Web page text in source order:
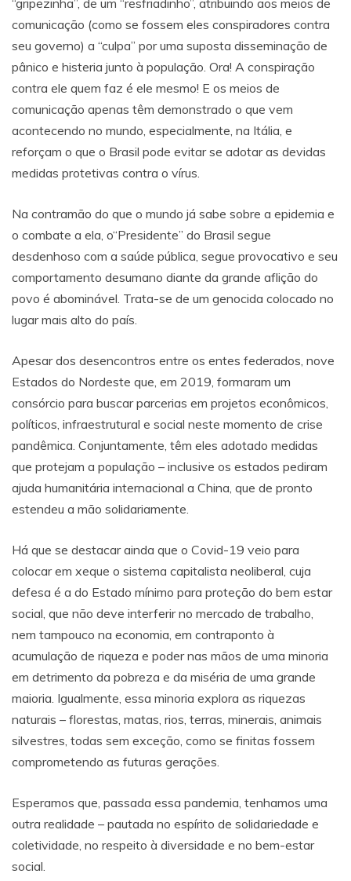
comunicação (como se fossem eles conspiradores contra
seu governo) a “culpa” por uma suposta disseminação de
pânico e histeria junto à população. Ora! A conspiração
contra ele quem faz é ele mesmo! E os meios de
comunicação apenas têm demonstrado o que vem
acontecendo no mundo, especialmente, na Itália, e
reforçam o que o Brasil pode evitar se adotar as devidas
medidas protetivas contra o vírus.
Na contramão do que o mundo já sabe sobre a epidemia e
o combate a ela, o“Presidente” do Brasil segue
desdenhoso com a saúde pública, segue provocativo e seu
comportamento desumano diante da grande aflição do
povo é abominável. Trata-se de um genocida colocado no
lugar mais alto do país.
Apesar dos desencontros entre os entes federados, nove
Estados do Nordeste que, em 2019, formaram um
consórcio para buscar parcerias em projetos econômicos,
políticos, infraestrutural e social neste momento de crise
pandêmica. Conjuntamente, têm eles adotado medidas
que protejam a população – inclusive os estados pediram
ajuda humanitária internacional a China, que de pronto
estendeu a mão solidariamente.
Há que se destacar ainda que o Covid-19 veio para
colocar em xeque o sistema capitalista neoliberal, cuja
defesa é a do Estado mínimo para proteção do bem estar
social, que não deve interferir no mercado de trabalho,
nem tampouco na economia, em contraponto à
acumulação de riqueza e poder nas mãos de uma minoria
em detrimento da pobreza e da miséria de uma grande
maioria. Igualmente, essa minoria explora as riquezas
naturais – florestas, matas, rios, terras, minerais, animais
silvestres, todas sem exceção, como se finitas fossem
comprometendo as futuras gerações.
Esperamos que, passada essa pandemia, tenhamos uma
outra realidade – pautada no espírito de solidariedade e
coletividade, no respeito à diversidade e no bem-estar
social.